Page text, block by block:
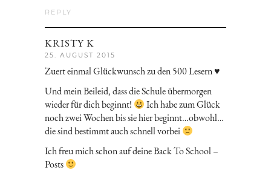
REPLY
KRISTY K
25. AUGUST 2015
Zuert einmal Glückwunsch zu den 500 Lesern ♥
Und mein Beileid, dass die Schule übermorgen
wieder für dich beginnt!
Ich habe zum Glück
noch zwei Wochen bis sie hier beginnt…obwohl…
die sind bestimmt auch schnell vorbei
Ich freu mich schon auf deine Back To School –
Posts